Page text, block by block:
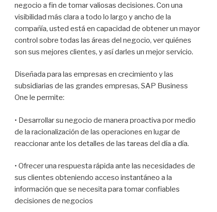
negocio a fin de tomar valiosas decisiones. Con una
visibilidad más clara a todo lo largo y ancho de la
compañía, usted está en capacidad de obtener un mayor
control sobre todas las áreas del negocio, ver quiénes
son sus mejores clientes, y así darles un mejor servicio.
Diseñada para las empresas en crecimiento y las
subsidiarias de las grandes empresas, SAP Business
One le permite:
• Desarrollar su negocio de manera proactiva por medio
de la racionalización de las operaciones en lugar de
reaccionar ante los detalles de las tareas del día a día.
• Ofrecer una respuesta rápida ante las necesidades de
sus clientes obteniendo acceso instantáneo a la
información que se necesita para tomar confiables
decisiones de negocios